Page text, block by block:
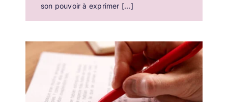
son pouvoir à exprimer [...]